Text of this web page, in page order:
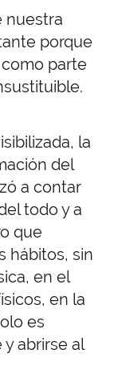
nuestra
porque
parte
la
del
a contar
todo y a
que
hábitos, sin
en el
en la
es
abrirse al